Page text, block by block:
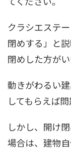
クラシエステ
閉めする」と
閉めした方がい
動きがわるい
してもらえば
しかし、開け
場合は、建物